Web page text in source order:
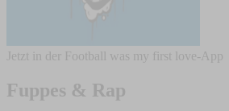
Jetzt in der Football was my first love-App
Fuppes & Rap